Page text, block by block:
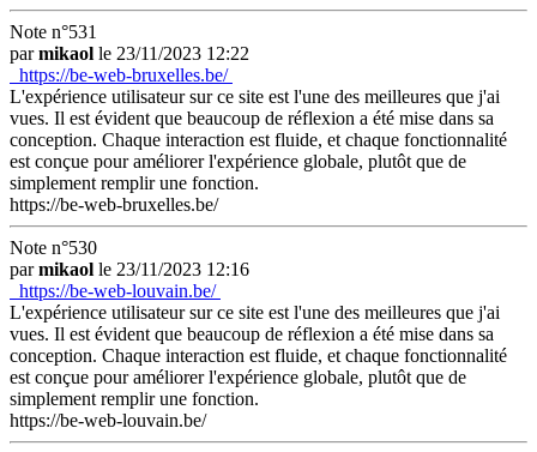
Note n°531
parmikaol le 23/11/2023 12:22
https://be-web-bruxelles.be/
L'expérience utilisateur sur ce site est l'une des meilleures que j'ai
vues. Il est évident que beaucoup de réflexion a été mise dans sa
conception. Chaque interaction est fluide, et chaque fonctionnalité
est conçue pour améliorer l'expérience globale, plutôt que de
simplement remplir une fonction.
https://be-web-bruxelles.be/
Note n°530
parmikaol le 23/11/2023 12:16
https://be-web-louvain.be/
L'expérience utilisateur sur ce site est l'une des meilleures que j'ai
vues. Il est évident que beaucoup de réflexion a été mise dans sa
conception. Chaque interaction est fluide, et chaque fonctionnalité
est conçue pour améliorer l'expérience globale, plutôt que de
simplement remplir une fonction.
https://be-web-louvain.be/